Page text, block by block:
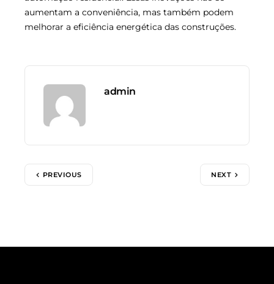
aumentam a conveniência, mas também podem
melhorar a eficiência energética das construções.
admin
PREVIOUS NEXT